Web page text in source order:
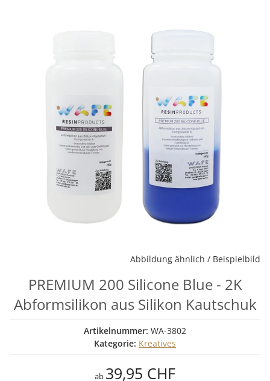
Abbildung ähnlich / Beispielbild
PREMIUM 200 Silicone Blue - 2K
Abformsilikon aus Silikon Kautschuk
Artikelnummer: WA-3802
Kategorie: Kreatives
ab 39,95 CHF